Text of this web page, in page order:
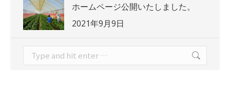
ホームページ公開いたしました。
2021年9月9日
Search: